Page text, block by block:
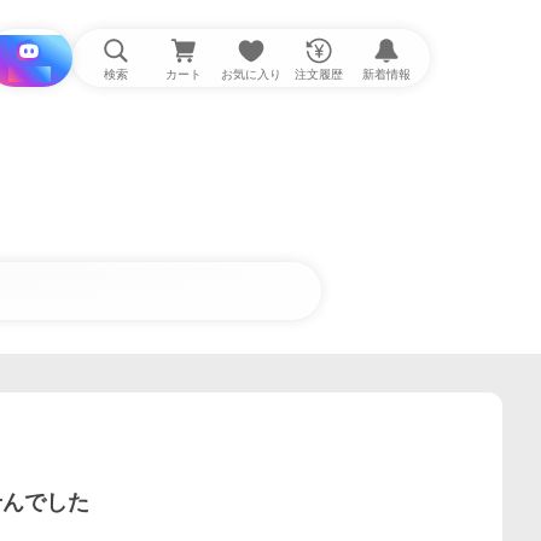
i と探す 検索 カート お気に入り 注文履歴 新着情報
でした